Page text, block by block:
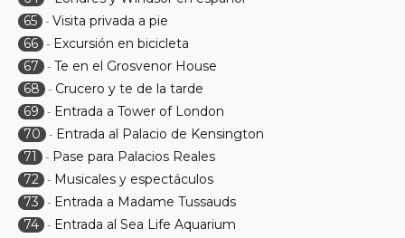
65 - Visita privada a pie
66 - Excursión en bicicleta
67
- Te en el Grosvenor House
68
- Crucero y te de la tarde
69
- Entrada a Tower of London
70
- Entrada al Palacio de Kensington
71
- Pase para Palacios Reales
72 - Musicales y espectáculos
73
- Entrada a Madame Tussauds
74 - Entrada al Sea Life Aquarium